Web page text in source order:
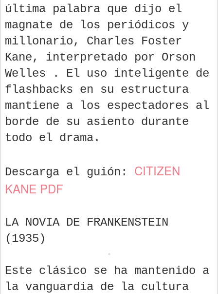
última palabra que dijo el
magnate de los periódicos y
millonario, Charles Foster
Kane, interpretado por Orson
Welles . El uso inteligente de
flashbacks en su estructura
mantiene a los espectadores al
borde de su asiento durante
todo el drama.
Descarga el guión: CITIZEN
KANE PDF
LA NOVIA DE FRANKENSTEIN
(1935)
Este clásico se ha mantenido a
la vanguardia de la cultura